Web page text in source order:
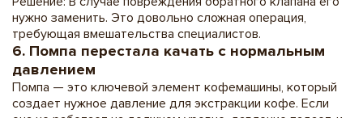
нужно заменить. Это довольно сложная операция,
требующая вмешательства специалистов.
6. Помпа перестала качать с нормальным
давлением
Помпа — это ключевой элемент кофемашины, который
создает нужное давление для экстракции кофе. Если